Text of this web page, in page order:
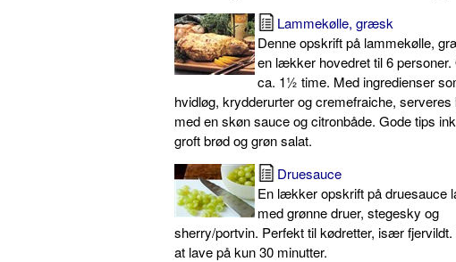
Lammekølle, græsk
Denne opskrift på lammekølle,
en lækker hovedret til 6 personer.
ca. 1½ time. Med ingredienser
hvidløg, krydderurter og cremefraiche, serveres
med en skøn sauce og citronbåde. Gode tips
groft brød og grøn salat.
Druesauce
En lækker opskrift på druesauce
med grønne druer, stegesky og
sherry/portvin. Perfekt til kødretter, især fjervildt.
at lave på kun 30 minutter.